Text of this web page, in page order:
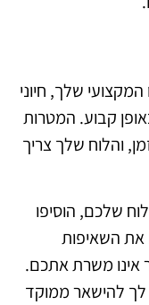
שלך, חיוני
קבוע. המטרות
והלוח שלך צריך
שלכם, הוסיפו
את השאיפות
אינו משרת אתכם.
לך להישאר ממוקד